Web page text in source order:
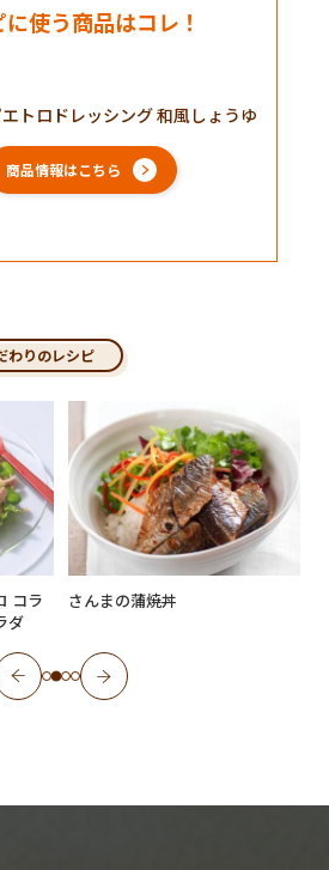
使う商品はコレ！
エトロドレッシング 和風しょうゆ
商品情報はこちら
わりのレシピ
コラ
ダ
さんまの蒲焼丼